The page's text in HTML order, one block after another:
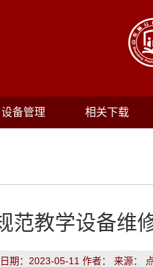
设备管理 相关下载
范教学设备维
期：2023-05-11 作者： 来源： 点